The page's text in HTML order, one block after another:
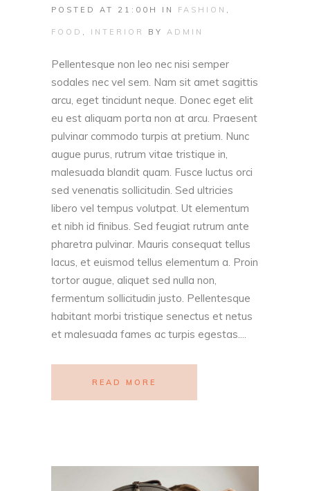
POSTED AT 21:00H IN FASHION ,
FOOD , INTERIOR BY ADMIN
Pellentesque non leo nec nisi semper
sodales nec vel sem. Nam sit amet sagittis
arcu, eget tincidunt neque. Donec eget elit
eu est aliquam porta non at arcu. Praesent
pulvinar commodo turpis at pretium. Nunc
augue purus, rutrum vitae tristique in,
malesuada blandit quam. Fusce luctus orci
sed venenatis sollicitudin. Sed ultricies
libero vel tempus volutpat. Ut elementum
et nibh id finibus. Sed feugiat rutrum ante
pharetra pulvinar. Mauris consequat tellus
lacus, et euismod tellus elementum a. Proin
tortor augue, aliquet sed nulla non,
fermentum sollicitudin justo. Pellentesque
habitant morbi tristique senectus et netus
et malesuada fames ac turpis egestas....
READ MORE